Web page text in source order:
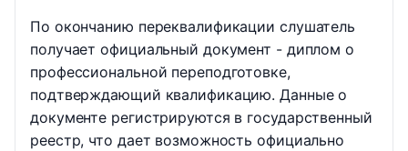
По окончанию переквалификации слушатель
получает официальный документ - диплом о
профессиональной переподготовке,
подтверждающий квалификацию. Данные о
документе регистрируются в государственный
реестр, что дает возможность официально